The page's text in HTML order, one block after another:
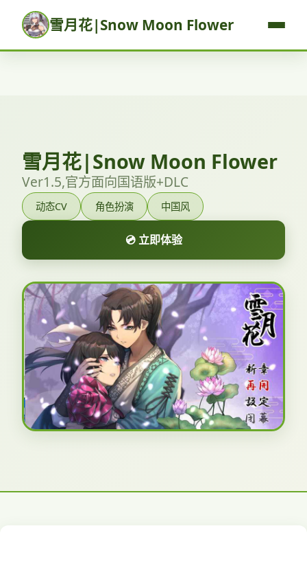
雪月花|Snow Moon Flower
雪月花|Snow Moon Flower
Ver1.5,官方面向国语版+DLC
动态CV 角色扮演 中国风
💿 立即体验